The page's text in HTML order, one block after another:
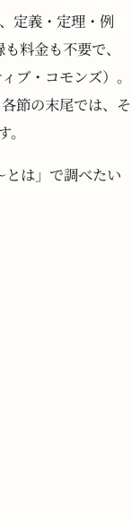
定義・定理・例
料金も不要で、
ブ・コモンズ）。
節の末尾では、そ
。
とは」で調べたい